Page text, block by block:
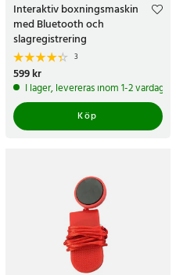
Interaktiv boxningsmaskin
med Bluetooth och
slagregistrering
3
Pris:599 kr
599 kr
I lager, levereras inom 1-2 vardagar
Köp